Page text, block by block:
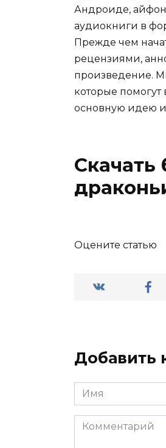
Андроиде,
аудиокниги в
Прежде чем
рецензиями,
произведение.
которые помогут
основную идею
Скачать
Оцените статью
Добавить
Имя
*
Комментарий